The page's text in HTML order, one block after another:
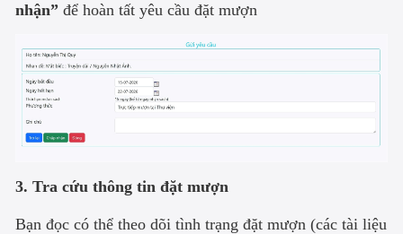
nhận” để hoàn tất yêu cầu đặt mượn
3. Tra cứu thông tin đặt mượn
Bạn đọc có thể theo dõi tình trạng đặt mượn (các tài liệu